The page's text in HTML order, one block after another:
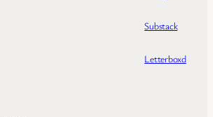
Substack
Letterboxd